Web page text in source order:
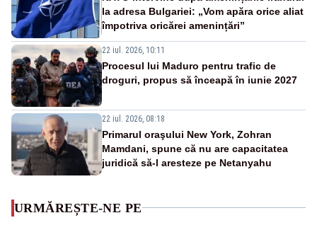
la adresa Bulgariei: „Vom apăra orice aliat
împotriva oricărei amenințări”
22 iul. 2026, 10:11
Procesul lui Maduro pentru trafic de
droguri, propus să înceapă în iunie 2027
22 iul. 2026, 08:18
Primarul oraşului New York, Zohran
Mamdani, spune că nu are capacitatea
juridică să-l aresteze pe Netanyahu
URMĂREȘTE-NE PE